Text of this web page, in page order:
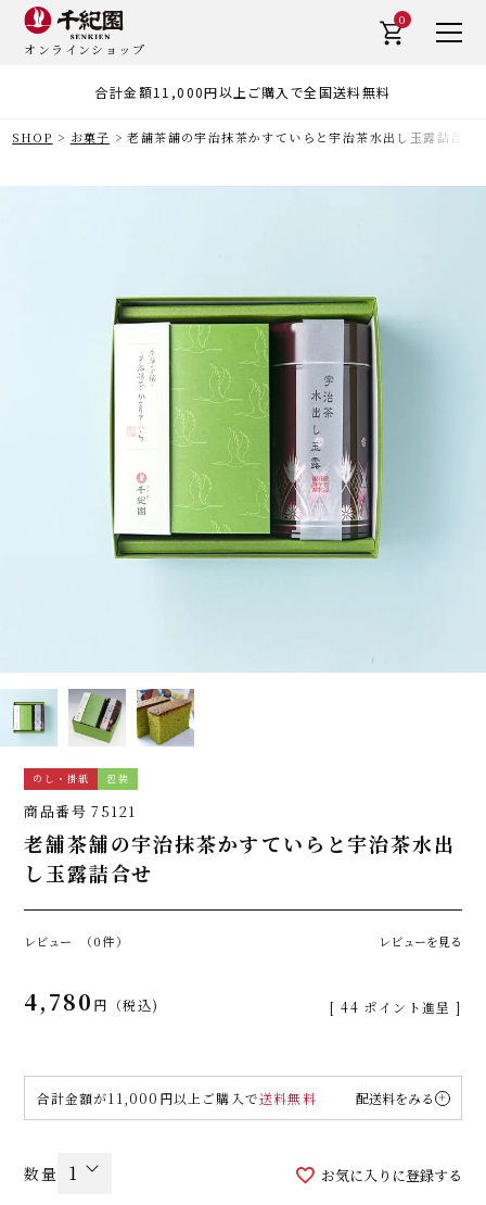
合計金額11,000円以上ご購入で全国送料無料
オンラインショップ
0
SHOP お菓子 老舗茶舗の宇治抹茶かすていらと宇治茶水出し玉露詰合せ
のし・掛紙 包装
商品番号 75121
老舗茶舗の宇治抹茶かすていらと宇治茶水出
し玉露詰合せ
レビュー （0件） レビューを見る
4,780 税込 [ 44 ポイント進呈 ]
合計金額が11,000円以上ご購入で送料無料 配送料をみる
お気に入りに登録する